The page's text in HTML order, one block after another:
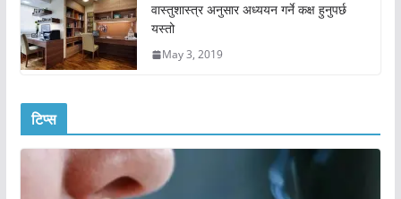
वास्तुशास्त्र अनुसार अध्ययन गर्ने कक्ष हुनुपर्छ
यस्तो
May 3, 2019
टिप्स